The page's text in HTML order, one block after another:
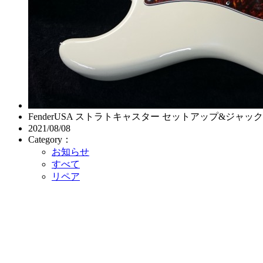
FenderUSA ストラトキャスター セットアップ&ジャッ
2021/08/08
Category：
お知らせ
すべて
リペア